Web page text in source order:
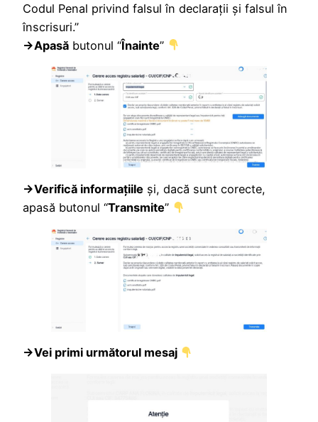
Codul Penal privind falsul în declarații și falsul în
înscrisuri.”
→Apasă butonul “Înainte”
→Verifică informațiile și, dacă sunt corecte,
apasă butonul “Transmite”
→Vei primi următorul mesaj